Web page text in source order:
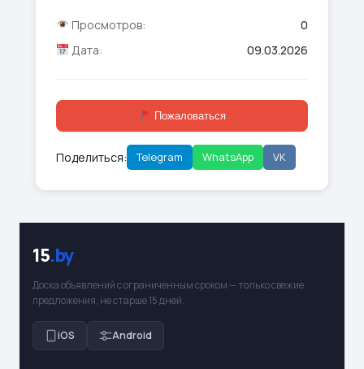
Просмотров:
0
Дата:
09.03.2026
Пожаловаться
Поделиться: Telegram WhatsApp VK
15.by
Доска объявлений с ограниченным сроком — только свежие
предложения, не старше 15 дней.
iOS Android